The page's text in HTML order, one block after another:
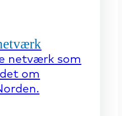
netværk som
om